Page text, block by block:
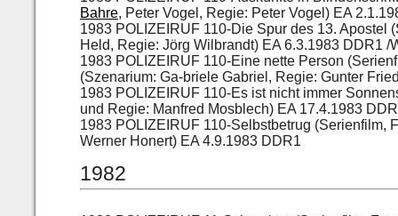
Bahre, Peter Vogel, Regie: Peter Vogel) EA
1983 POLIZEIRUF 110-Die Spur des 13. Apostel
Held, Regie: Jörg Wilbrandt) EA 6.3.1983 DDR1 /
1983 POLIZEIRUF 110-Eine nette Person
(Szenarium: Ga-briele Gabriel, Regie: Gunter
1983 POLIZEIRUF 110-Es ist nicht immer
und Regie: Manfred Mosblech) EA 17.4.1983
1983 POLIZEIRUF 110-Selbstbetrug (Serienfilm,
Werner Honert) EA 4.9.1983 DDR1
1982